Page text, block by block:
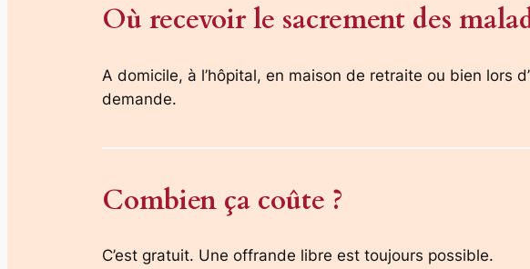
Où recevoir le sacrement des
A domicile, à l’hôpital, en maison de retraite ou bien lors
demande.
Combien ça coûte ?
C’est gratuit. Une offrande libre est toujours possible.